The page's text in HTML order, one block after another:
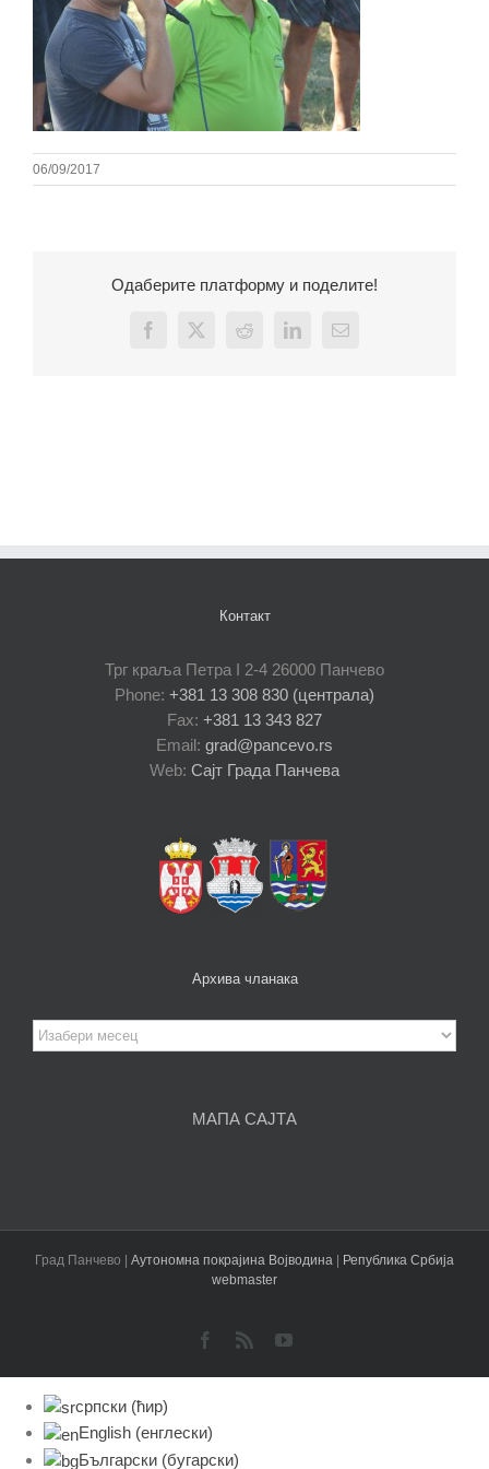
06/09/2017
Одаберите платформу и поделите!
Facebook
X Reddit LinkedInEmail
Контакт
Трг краља Петра I 2-4 26000 Панчево
Phone: +381 13 308 830 (централа)
Fax: +381 13 343 827
Email: grad@pancevo.rs
Web: Сајт Града Панчева
Архива чланака
Архива
чланака
МАПА САЈТА
Град Панчево | Аутономна покрајина Војводина | Република Србија
webmaster
Facebook
Rss YouTube
српски (ћир)
English (енглески)
Български (бугарски)